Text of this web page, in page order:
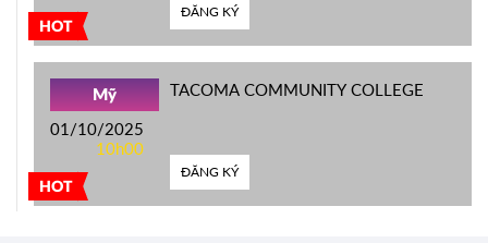
HOT
ĐĂNG KÝ
HOT
Mỹ
01/10/2025
10h00
TACOMA COMMUNITY COLLEGE
ĐĂNG KÝ